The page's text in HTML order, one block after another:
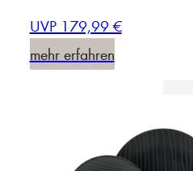
UVP 179,99 €
mehr erfahren